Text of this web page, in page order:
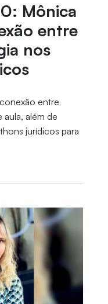
Mônica
entre
nos
entre
aula, além de
jurídicos para